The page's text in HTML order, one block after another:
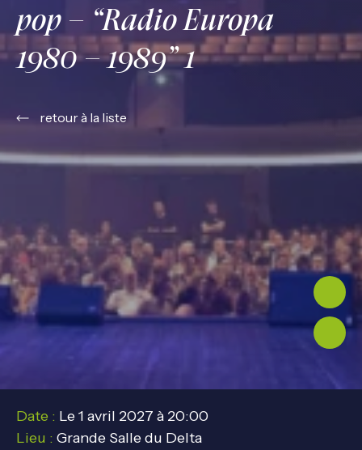
pop – “Radio Europa
1980 – 1989” 1
retour à la liste
Date : Le 1 avril 2027 à 20:00
Lieu : Grande Salle du Delta